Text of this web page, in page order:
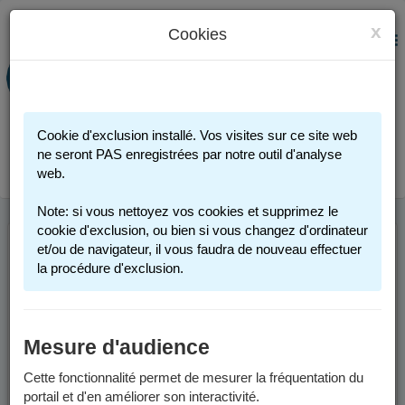
PORTAIL FAMILLE
Connexion
MENU
INFOS UTILES
Vous possédez un compte :
Si vous avez au moins un enfant actuellement
x
Cookies
Cookie d'exclusion installé. Vos visites sur ce site web
ne seront PAS enregistrées par notre outil d'analyse
web.
Note: si vous nettoyez vos cookies et supprimez le
cookie d'exclusion, ou bien si vous changez d'ordinateur
et/ou de navigateur, il vous faudra de nouveau effectuer
la procédure d'exclusion.
Mesure d'audience
Cette fonctionnalité permet de mesurer la fréquentation du
portail et d'en améliorer son interactivité.